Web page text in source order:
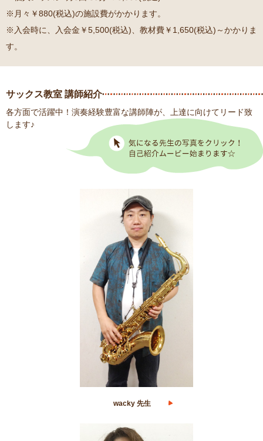
※月々￥880(税込)の施設費がかかります。
※入会時に、入会金￥5,500(税込)、教材費￥1,650(税込)～かかりま
す。
サックス教室 講師紹介
各方面で活躍中！演奏経験豊富な講師陣が、上達に向けてリード致
します♪
wacky 先生